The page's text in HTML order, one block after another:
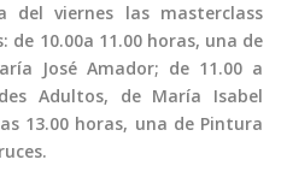
del viernes las masterclass
de 10.00a 11.00 horas, una de
José Amador; de 11.00 a
Adultos, de María Isabel
13.00 horas, una de Pintura